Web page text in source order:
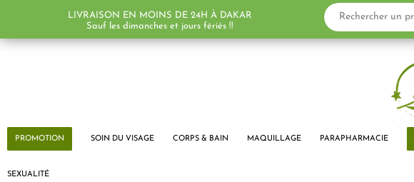
PROMOTION SOIN DU VISAGE CORPS & BAIN MAQUILLAGE PARAPHARMACIE
SEXUALITÉ
LIVRAISON EN MOINS DE 24H À DAKAR
Sauf les dimanches et jours fériés !!